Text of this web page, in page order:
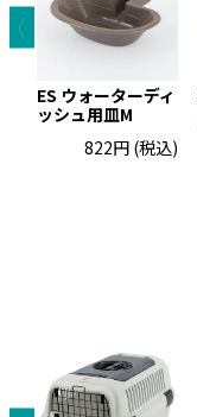
ES ウォーターディ
ッシュ用皿M
822円 (税込)